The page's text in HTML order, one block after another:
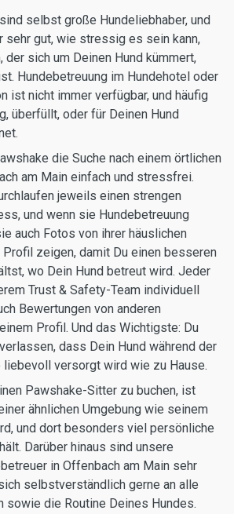
selbst große Hundeliebhaber, und
sehr gut, wie stressig es sein kann,
der sich um Deinen Hund kümmert,
Hundebetreuung im Hundehotel oder
ist nicht immer verfügbar, und häufig
überfüllt, oder für Deinen Hund
die Suche nach einem örtlichen
am Main einfach und stressfrei.
jeweils einen strengen
und wenn sie Hundebetreuung
auch Fotos von ihrer häuslichen
Profil zeigen, damit Du einen besseren
wo Dein Hund betreut wird. Jeder
Trust & Safety-Team individuell
Bewertungen von anderen
Profil. Und das Wichtigste: Du
dass Dein Hund während der
liebevoll versorgt wird wie zu Hause.
Pawshake-Sitter zu buchen, ist
ähnlichen Umgebung wie seinem
und dort besonders viel persönliche
Darüber hinaus sind unsere
in Offenbach am Main sehr
selbstverständlich gerne an alle
sowie die Routine Deines Hundes.